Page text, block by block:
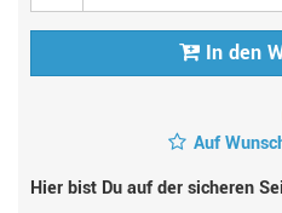
In den
Auf
Hier bist Du auf der sicheren